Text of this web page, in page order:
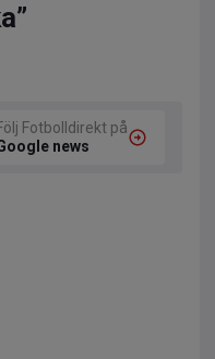
Fotbolldirekt på
news